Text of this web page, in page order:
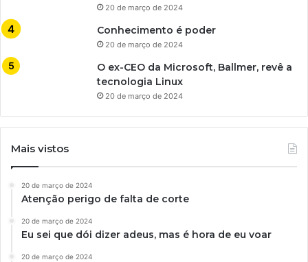
20 de março de 2024
Conhecimento é poder
20 de março de 2024
O ex-CEO da Microsoft, Ballmer, revê a
tecnologia Linux
20 de março de 2024
Mais vistos
20 de março de 2024
Atenção perigo de falta de corte
20 de março de 2024
Eu sei que dói dizer adeus, mas é hora de eu voar
20 de março de 2024